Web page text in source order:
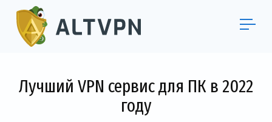
Лучший VPN сервис для ПК в 2022
году